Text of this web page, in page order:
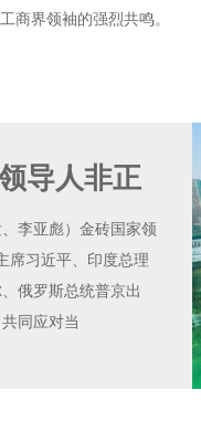
商界领袖的强烈共鸣。
导人非正
李亚彪）金砖国家领
席习近平、印度总理
俄罗斯总统普京出
同应对当